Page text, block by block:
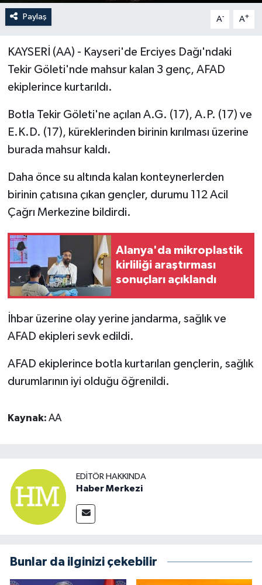
Paylaş A- A+
KAYSERİ (AA) - Kayseri'de Erciyes Dağı'ndaki
Tekir Göleti'nde mahsur kalan 3 genç, AFAD
ekiplerince kurtarıldı.
Botla Tekir Göleti'ne açılan A.G. (17), A.P. (17) ve
E.K.D. (17), küreklerinden birinin kırılması üzerine
burada mahsur kaldı.
Daha önce su altında kalan konteynerlerden
birinin çatısına çıkan gençler, durumu 112 Acil
Çağrı Merkezine bildirdi.
Alanya'da mikroplastik
kirliliği araştırması
sonuçları açıklandı
İhbar üzerine olay yerine jandarma, sağlık ve
AFAD ekipleri sevk edildi.
AFAD ekiplerince botla kurtarılan gençlerin, sağlık
durumlarının iyi olduğu öğrenildi.
Kaynak: AA
EDITÖR HAKKINDA
Haber Merkezi
Bunlar da ilginizi çekebilir